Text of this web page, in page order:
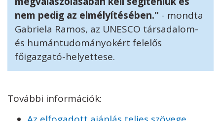
nem pedig az elmélyítésében." - mondta
Gabriela Ramos, az UNESCO társadalom-
és humántudományokért felelős
főigazgató-helyettese.
További információk: